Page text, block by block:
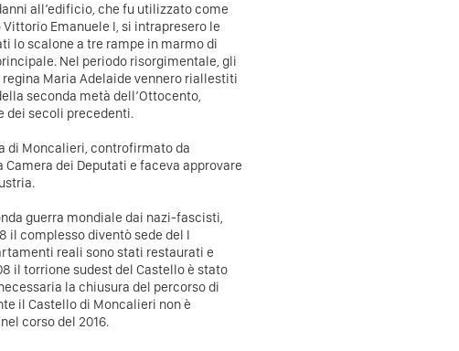
all’edificio, che fu utilizzato come
Emanuele I, si intrapresero le
lo scalone a tre rampe in marmo di
Nel periodo risorgimentale, gli
Maria Adelaide vennero riallestiti
seconda metà dell’Ottocento,
dei secoli precedenti.
di Moncalieri, controfirmato da
dei Deputati e faceva approvare
guerra mondiale dai nazi-fascisti,
il complesso diventò sede del I
reali sono stati restaurati e
il torrione sudest del Castello è stato
la chiusura del percorso di
il Castello di Moncalieri non è
corso del 2016.